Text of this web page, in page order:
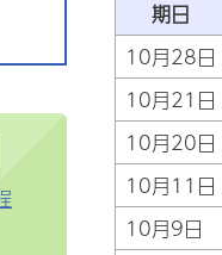
期日
10月28日
10月21日
10月20日
10月11日
10月9日